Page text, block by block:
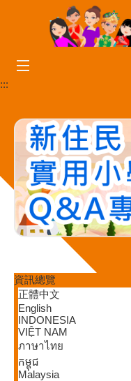
跳到主要內容區塊
:::
資訊總覽
正體中文
English
INDONESIA
VIỆT NAM
ภาษาไทย
កម្ពុជ
Malaysia